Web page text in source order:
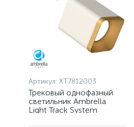
Артикул: XT7812003
Трековый однофазный
светильник Ambrella
Light Track System